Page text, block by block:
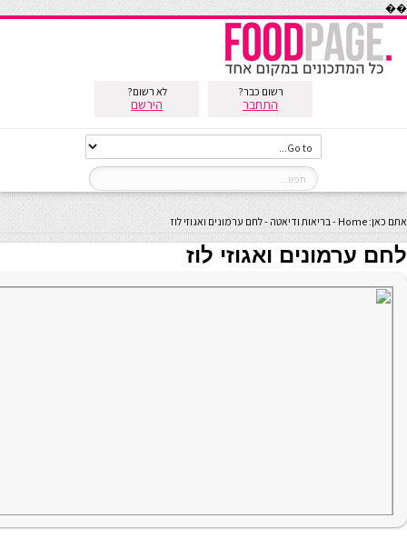
��
רשום כבר?
התחבר
לא רשום?
הירשם
אתם כאן: Home
-בריאות ודיאטה -לחם ערמונים ואגוזי לוז
לחם ערמונים ואגוזי לוז